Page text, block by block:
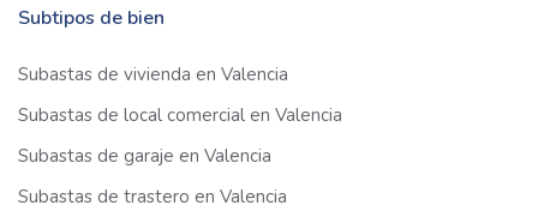
Subtipos de bien
Subastas de vivienda en Valencia
Subastas de local comercial en Valencia
Subastas de garaje en Valencia
Subastas de trastero en Valencia